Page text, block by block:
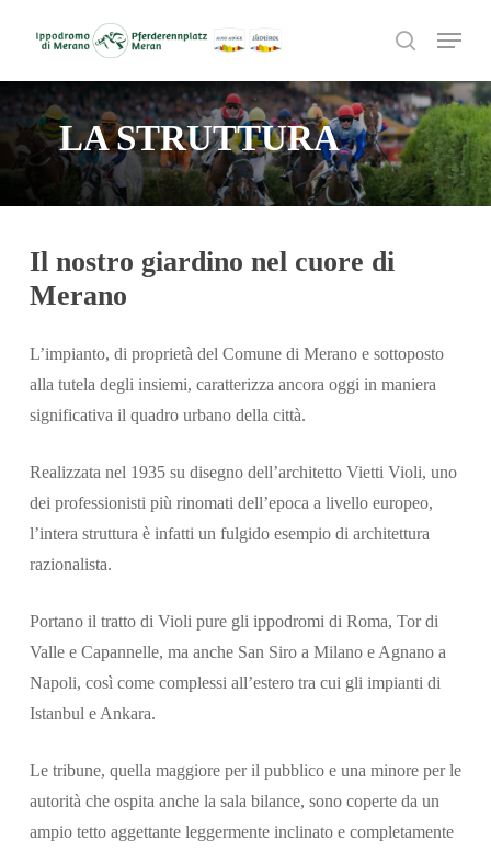
content
search
Menu
LA STRUTTURA
Il nostro giardino nel cuore di
Merano
L’impianto, di proprietà del Comune di Merano e sottoposto
alla tutela degli insiemi, caratterizza ancora oggi in maniera
significativa il quadro urbano della città.
Realizzata nel 1935 su disegno dell’architetto Vietti Violi, uno
dei professionisti più rinomati dell’epoca a livello europeo,
l’intera struttura è infatti un fulgido esempio di architettura
razionalista.
Portano il tratto di Violi pure gli ippodromi di Roma, Tor di
Valle e Capannelle, ma anche San Siro a Milano e Agnano a
Napoli, così come complessi all’estero tra cui gli impianti di
Istanbul e Ankara.
Le tribune, quella maggiore per il pubblico e una minore per le
autorità che ospita anche la sala bilance, sono coperte da un
ampio tetto aggettante leggermente inclinato e completamente